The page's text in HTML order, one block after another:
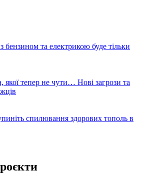
бензином та електрикою буде тільки
якої тепер не чути… Нові загрози та
спилювання здорових тополь в